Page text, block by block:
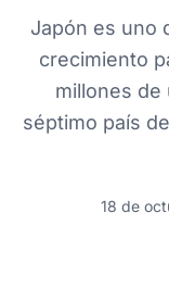
Japón es uno
crecimiento
millones de
séptimo país
18 de